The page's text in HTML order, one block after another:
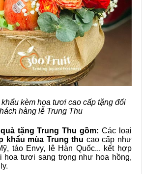
kèm hoa tươi cao cấp tặng đối
hàng lễ Trung Thu
tặng Trung Thu gồm: Các loại
khẩu mùa Trung thu cao cấp như
táo Envy, lê Hàn Quốc... kết hợp
hoa tươi sang trọng như hoa hồng,